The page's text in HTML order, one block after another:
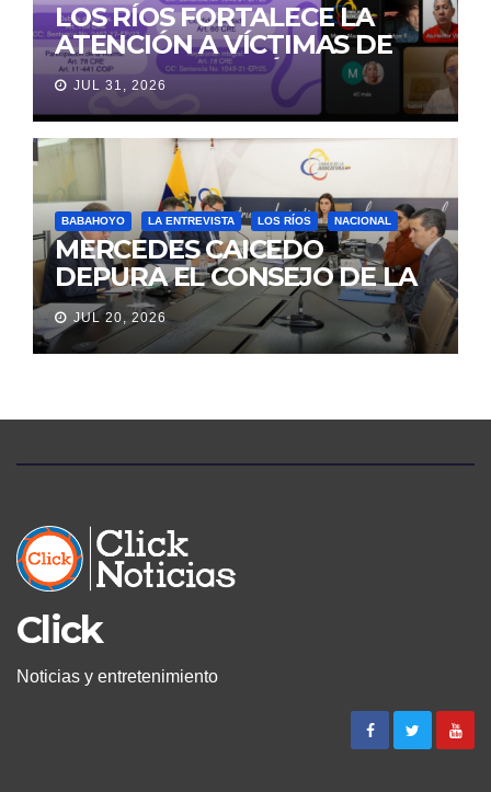
LOS RÍOS FORTALECE LA
ATENCIÓN A VÍCTIMAS DE
VIOLENCIA DE GÉNERO
PARA EVITAR LA
REVICTIMIZACIÓN
JUL 31, 2026
BABAHOYO LA ENTREVISTA LOS RÍOS NACIONAL
MERCEDES CAICEDO
DEPURA EL CONSEJO DE LA
JUDICATURA
JUL 20, 2026
Click
Noticias y entretenimiento